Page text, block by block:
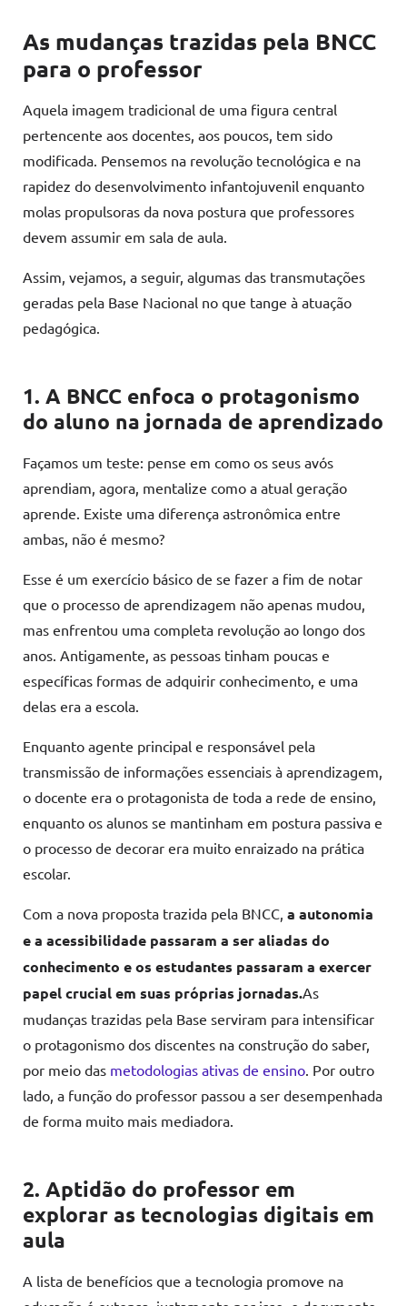
As mudanças trazidas pela BNCC
para o professor
Aquela imagem tradicional de uma figura central
pertencente aos docentes, aos poucos, tem sido
modificada. Pensemos na revolução tecnológica e na
rapidez do desenvolvimento infantojuvenil enquanto
molas propulsoras da nova postura que professores
devem assumir em sala de aula.
Assim, vejamos, a seguir, algumas das transmutações
geradas pela Base Nacional no que tange à atuação
pedagógica.
1. A BNCC enfoca o protagonismo
do aluno na jornada de aprendizado
Façamos um teste: pense em como os seus avós
aprendiam, agora, mentalize como a atual geração
aprende. Existe uma diferença astronômica entre
ambas, não é mesmo?
Esse é um exercício básico de se fazer a fim de notar
que o processo de aprendizagem não apenas mudou,
mas enfrentou uma completa revolução ao longo dos
anos. Antigamente, as pessoas tinham poucas e
específicas formas de adquirir conhecimento, e uma
delas era a escola.
Enquanto agente principal e responsável pela
transmissão de informações essenciais à aprendizagem,
o docente era o protagonista de toda a rede de ensino,
enquanto os alunos se mantinham em postura passiva e
o processo de decorar era muito enraizado na prática
escolar.
Com a nova proposta trazida pela BNCC, a autonomia
e a acessibilidade passaram a ser aliadas do
conhecimento e os estudantes passaram a exercer
papel crucial em suas próprias jornadas.As
mudanças trazidas pela Base serviram para intensificar
o protagonismo dos discentes na construção do saber,
por meio das metodologias ativas de ensino . Por outro
lado, a função do professor passou a ser desempenhada
de forma muito mais mediadora.
2. Aptidão do professor em
explorar as tecnologias digitais em
aula
A lista de benefícios que a tecnologia promove na